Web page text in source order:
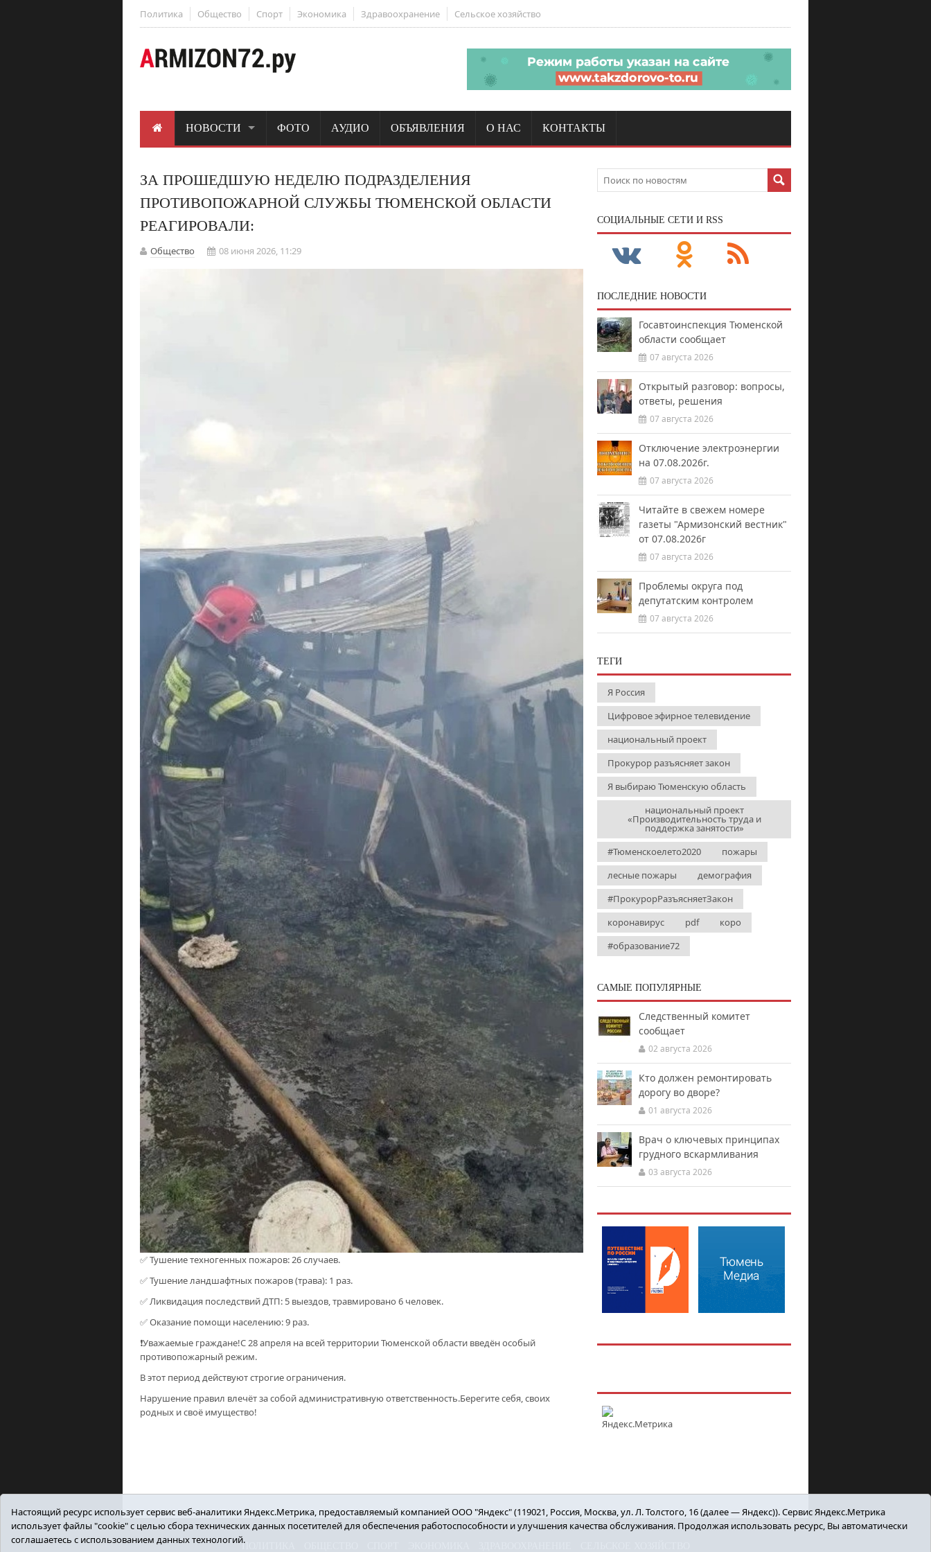
Политика Общество Спорт Экономика Здравоохранение Сельское хозяйство
НОВОСТИ ФОТО АУДИО ОБЪЯВЛЕНИЯ О НАС КОНТАКТЫ
ЗА ПРОШЕДШУЮ НЕДЕЛЮ ПОДРАЗДЕЛЕНИЯ
ПРОТИВОПОЖАРНОЙ СЛУЖБЫ ТЮМЕНСКОЙ ОБЛАСТИ
РЕАГИРОВАЛИ:
Общество 08 июня 2026, 11:29
✅ Тушение техногенных пожаров: 26 случаев.
✅ Тушение ландшафтных пожаров (трава): 1 раз.
✅ Ликвидация последствий ДТП: 5 выездов, травмировано 6 человек.
✅ Оказание помощи населению: 9 раз.
❗️Уважаемые граждане!С 28 апреля на всей территории Тюменской области введён особый
противопожарный режим.
В этот период действуют строгие ограничения.
Нарушение правил влечёт за собой административную ответственность.Берегите себя, своих
родных и своё имущество!
CОЦИАЛЬНЫЕ СЕТИ И RSS
ПОСЛЕДНИЕ НОВОСТИ
Госавтоинспекция Тюменской
области сообщает
07 августа 2026
Открытый разговор: вопросы,
ответы, решения
07 августа 2026
Отключение электроэнергии
на 07.08.2026г.
07 августа 2026
Читайте в свежем номере
газеты "Армизонский вестник"
от 07.08.2026г
07 августа 2026
Проблемы округа под
депутатским контролем
07 августа 2026
ТЕГИ
Я Россия
Цифровое эфирное телевидение
национальный проект
Прокурор разъясняет закон
Я выбираю Тюменскую область
национальный проект
«Производительность труда и
поддержка занятости»
#Тюменскоелето2020
пожары
лесные пожары
демография
#ПрокурорРазъясняетЗакон
коронавирус
pdf
коро
#образование72
САМЫЕ ПОПУЛЯРНЫЕ
Следственный комитет
сообщает
02 августа 2026
Кто должен ремонтировать
дорогу во дворе?
01 августа 2026
Врач о ключевых принципах
грудного вскармливания
03 августа 2026
ПОЛИТИКА
Настоящий ресурс использует сервис веб-аналитики Яндекс.Метрика, предоставляемый компанией ООО "Яндекс" (119021, Россия, Москва, ул. Л. Толстого, 16 (далее — Яндекс)). Сервис Яндекс.Метрика
использует файлы "cookie" с целью сбора технических данных посетителей для обеспечения работоспособности и улучшения качества обслуживания. Продолжая использовать ресурс, Вы автоматически
соглашаетесь с использованием данных технологий.